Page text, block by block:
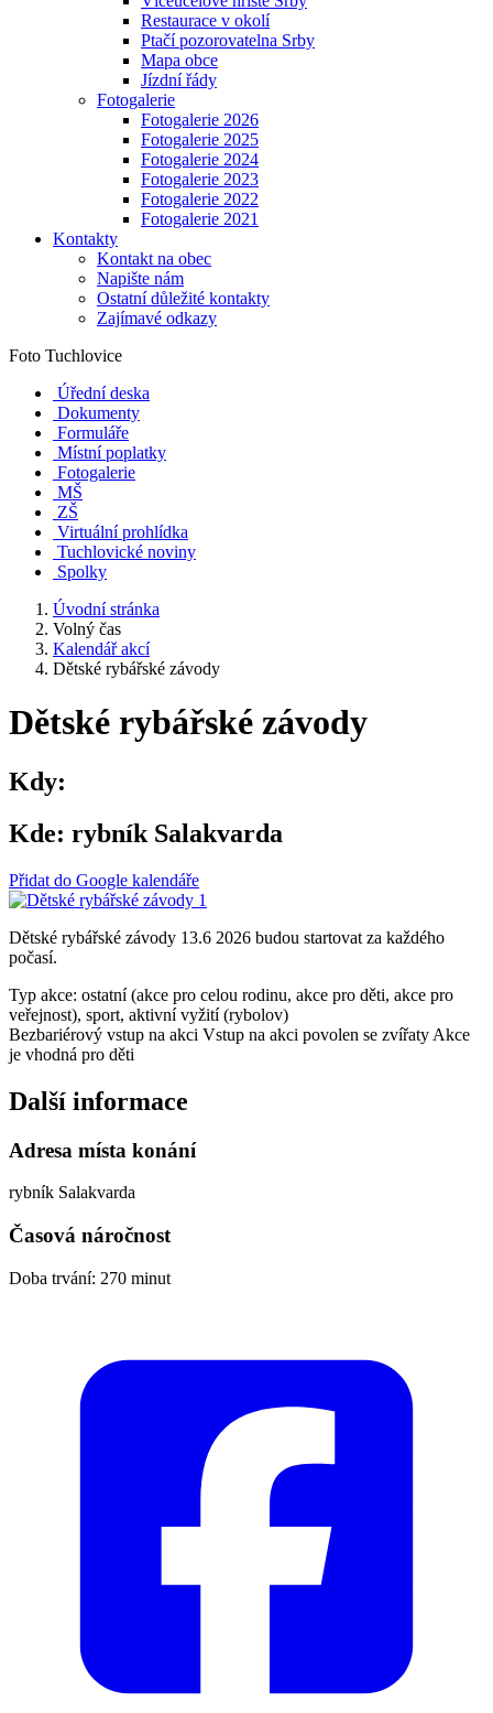
Restaurace v okolí
Ptačí pozorovatelna Srby
Mapa obce
Jízdní řády
Fotogalerie
Fotogalerie 2026
Fotogalerie 2025
Fotogalerie 2024
Fotogalerie 2023
Fotogalerie 2022
Fotogalerie 2021
Kontakty
Kontakt na obec
Napište nám
Ostatní důležité kontakty
Zajímavé odkazy
Foto Tuchlovice
Úřední deska
Dokumenty
Formuláře
Místní poplatky
Fotogalerie
MŠ
ZŠ
Virtuální prohlídka
Tuchlovické noviny
Spolky
Úvodní stránka
Volný čas
Kalendář akcí
Dětské rybářské závody
Dětské rybářské závody
Kdy:
Kde: rybník Salakvarda
Přidat do Google kalendáře
Dětské rybářské závody 13.6 2026 budou startovat za každého
počasí.
Typ akce: ostatní (akce pro celou rodinu, akce pro děti, akce pro
veřejnost), sport, aktivní vyžití (rybolov)
Bezbariérový vstup na akci Vstup na akci povolen se zvířaty Akce
je vhodná pro děti
Další informace
Adresa místa konání
rybník Salakvarda
Časová náročnost
Doba trvání: 270 minut